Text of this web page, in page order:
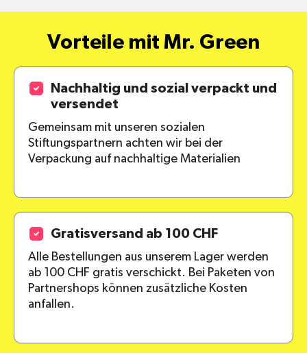
Vorteile mit Mr. Green
Nachhaltig und sozial verpackt und
versendet
Gemeinsam mit unseren sozialen
Stiftungspartnern achten wir bei der
Verpackung auf nachhaltige Materialien
Gratisversand ab 100 CHF
Alle Bestellungen aus unserem Lager werden
ab 100 CHF gratis verschickt. Bei Paketen von
Partnershops können zusätzliche Kosten
anfallen.